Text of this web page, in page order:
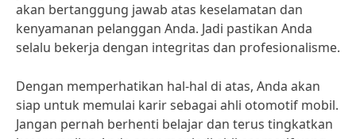
akan bertanggung jawab atas keselamatan dan
kenyamanan pelanggan Anda. Jadi pastikan Anda
selalu bekerja dengan integritas dan profesionalisme.
Dengan memperhatikan hal-hal di atas, Anda akan
siap untuk memulai karir sebagai ahli otomotif mobil.
Jangan pernah berhenti belajar dan terus tingkatkan